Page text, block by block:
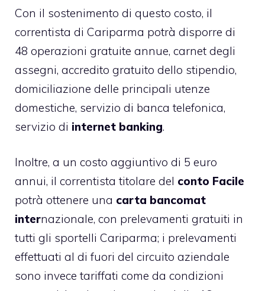
Con il sostenimento di questo costo, il
correntista di Cariparma potrà disporre di
48 operazioni gratuite annue, carnet degli
assegni, accredito gratuito dello stipendio,
domiciliazione delle principali utenze
domestiche, servizio di banca telefonica,
servizio di internet banking.
Inoltre, a un costo aggiuntivo di 5 euro
annui, il correntista titolare del conto Facile
potrà ottenere una carta bancomat
internazionale, con prelevamenti gratuiti in
tutti gli sportelli Cariparma; i prelevamenti
effettuati al di fuori del circuito aziendale
sono invece tariffati come da condizioni